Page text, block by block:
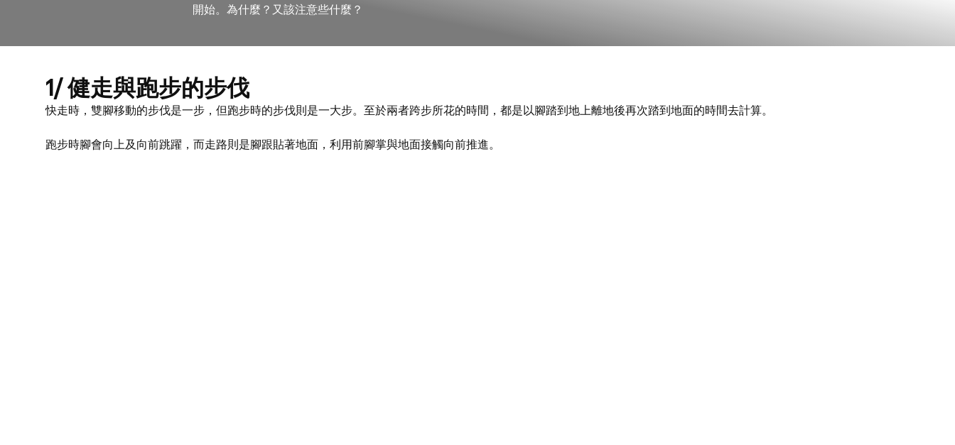
開始。為什麼？又該注意些什麼？
1/ 健走與跑步的步伐
快走時，雙腳移動的步伐是一步，但跑步時的步伐則是一大步。至於兩者跨步所花的時間，都是以腳踏到地上離地後再次踏到地面的時間去計算。
跑步時腳會向上及向前跳躍，而走路則是腳跟貼著地面，利用前腳掌與地面接觸向前推進。